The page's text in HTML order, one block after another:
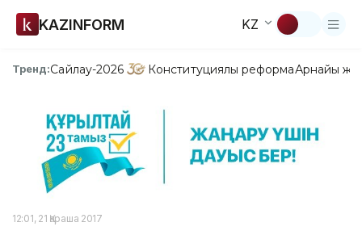
KAZINFORM KZ
Тренд:Сайлау-2026 Конституциялық реформаАрнайы
12:01, 21 Қараша 2017